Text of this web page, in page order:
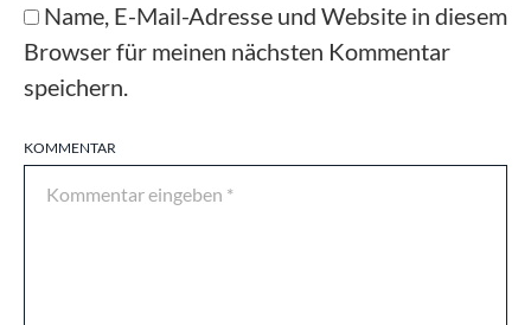
KOMMENTAR
Name, E-Mail-Adresse und Website in diesem
Browser für meinen nächsten Kommentar
speichern.